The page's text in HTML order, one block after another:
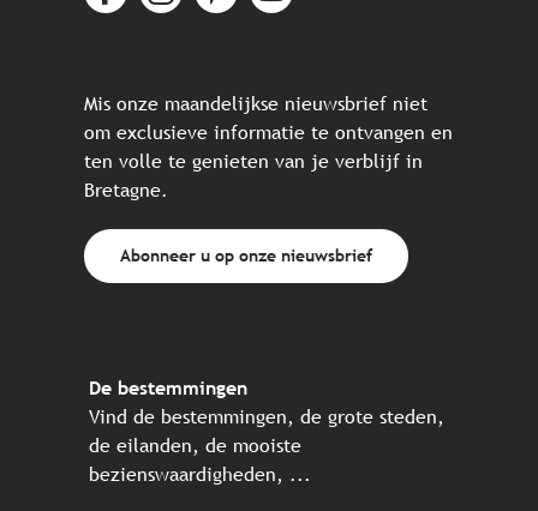
Mis onze maandelijkse nieuwsbrief niet
om exclusieve informatie te ontvangen en
ten volle te genieten van je verblijf in
Bretagne.
Abonneer u op onze nieuwsbrief
De bestemmingen
Vind de bestemmingen, de grote steden,
de eilanden, de mooiste
bezienswaardigheden, ...